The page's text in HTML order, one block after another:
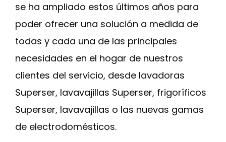
se ha ampliado estos últimos años para
poder ofrecer una solución a medida de
todas y cada una de las principales
necesidades en el hogar de nuestros
clientes del servicio, desde lavadoras
Superser, lavavajillas Superser, frigoríficos
Superser, lavavajillas o las nuevas gamas
de electrodomésticos.